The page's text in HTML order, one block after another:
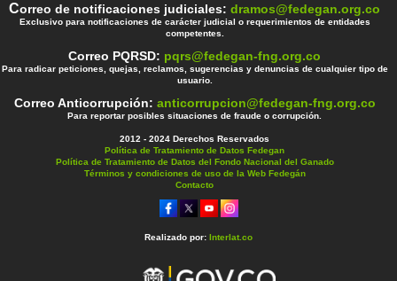
Correo de notificaciones judiciales:dramos@fedegan.org.co
Exclusivo para notificaciones de carácter judicial o requerimientos de entidades
competentes.
Correo PQRSD: pqrs@fedegan-fng.org.co
Para radicar peticiones, quejas, reclamos, sugerencias y denuncias de cualquier tipo de
usuario.
Correo Anticorrupción: anticorrupcion@fedegan-fng.org.co
Para reportar posibles situaciones de fraude o corrupción.
2012 - 2024 Derechos Reservados
Política de Tratamiento de Datos Fedegan
Política de Tratamiento de Datos del Fondo Nacional del Ganado
Términos y condiciones de uso de la Web Fedegán
Contacto
Realizado por: Interlat.co